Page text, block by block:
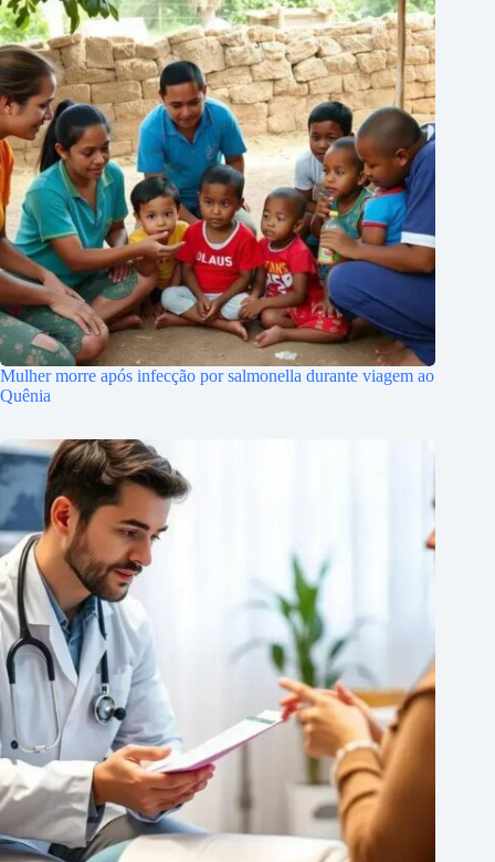
Mulher morre após infecção por salmonella durante viagem ao
Quênia